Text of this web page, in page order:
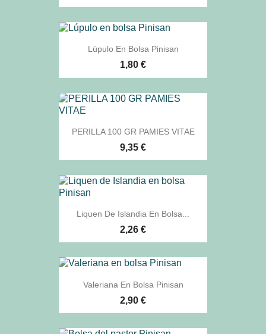
Lúpulo En Bolsa Pinisan
1,80 €
PERILLA 100 GR PAMIES VITAE
9,35 €
Liquen De Islandia En Bolsa...
2,26 €
Valeriana En Bolsa Pinisan
2,90 €